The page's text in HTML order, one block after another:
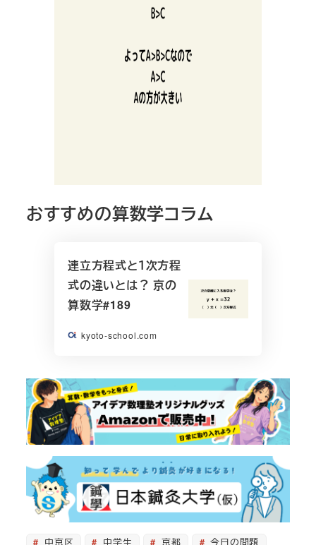
おすすめの算数学コラム
連立方程式と１次方程
式の違いとは？ 京の
算数学#189
kyoto-school.com
中京区 中学生 京都
今日の問題